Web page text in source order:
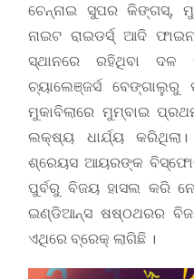
ଚେନ୍ନାଇ ସୁପର କିଙ୍ଗସ୍,
ନାଇଟ ରାଇଡର୍ସ୍ ଆଦି
ସ୍ଥାନରେ ରହିଥିବା
ଚ୍ୟାଲେଞ୍ଜର୍ସ
ମୁକାବିଲାରେ ମୁମ୍ବାଇ
ଲକ୍ଷ୍ୟ ଧାର୍ଯ୍ୟ
ଶ୍ରେୟସ ଆୟରଙ୍କ
ପୁର୍ବରୁ ବିଜୟ ହାସଲ କରି
ଇଣ୍ଡିଆନ୍ସ ଷଷ୍ଠଥରର
ଏଥିରେ ବ୍ରେକ୍ ଲାଗିଛି ।